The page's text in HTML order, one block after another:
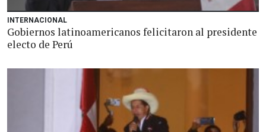
INTERNACIONAL
Gobiernos latinoamericanos felicitaron al presidente
electo de Perú